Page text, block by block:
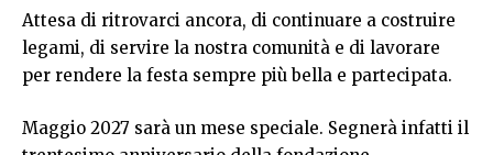
Attesa di ritrovarci ancora, di continuare a costruire
legami, di servire la nostra comunità e di lavorare
per rendere la festa sempre più bella e partecipata.
Maggio 2027 sarà un mese speciale. Segnerà infatti il